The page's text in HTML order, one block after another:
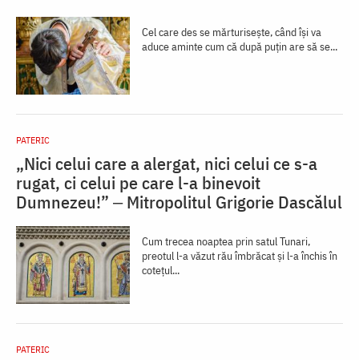
Cel care des se mărturisește, când își va
aduce aminte cum că după puțin are să se...
PATERIC
„Nici celui care a alergat, nici celui ce s-a
rugat, ci celui pe care l-a binevoit
Dumnezeu!” ‒ Mitropolitul Grigorie Dascălul
Cum trecea noaptea prin satul Tunari,
preotul l-a văzut rău îmbrăcat şi l-a închis în
coteţul...
PATERIC